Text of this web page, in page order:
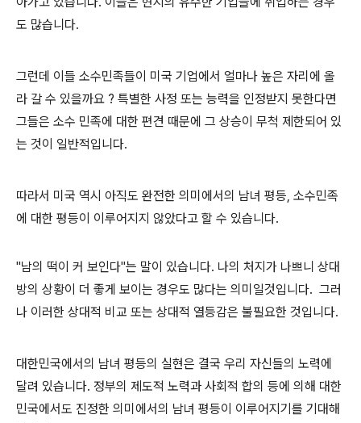
도 많습니다.
그런데 이들 소수민족들이 미국 기업에서 얼마나 높은 자리에 올
라 갈 수 있을까요 ? 특별한 사정 또는 능력을 인정받지 못한다면
그들은 소수 민족에 대한 편견 때문에 그 상승이 무척 제한되어 있
는 것이 일반적입니다.
따라서 미국 역시 아직도 완전한 의미에서의 남녀 평등, 소수민족
에 대한 평등이 이루어지지 않았다고 할 수 있습니다.
"남의 떡이 커 보인다"는 말이 있습니다. 나의 처지가 나쁘니 상대
방의 상황이 더 좋게 보이는 경우도 많다는 의미일것입니다. 그러
나 이러한 상대적 비교 또는 상대적 열등감은 불필요한 것입니다.
대한민국에서의 남녀 평등의 실현은 결국 우리 자신들의 노력에
달려 있습니다. 정부의 제도적 노력과 사회적 합의 등에 의해 대한
민국에서도 진정한 의미에서의 남녀 평등이 이루어지기를 기대해